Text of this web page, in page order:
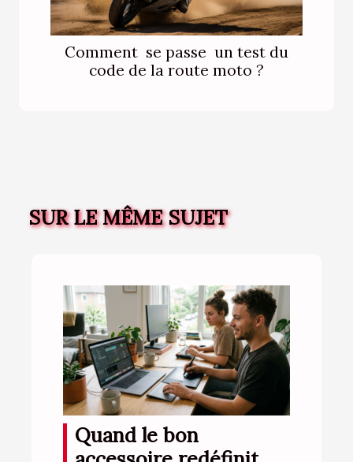
Comment se passe un test du
code de la route moto ?
SUR LE MÊME SUJET
Quand le bon